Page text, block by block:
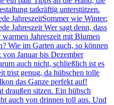
tatkräftig unterstützen.
JahreszeitSommer wie Winter:
Jahreszeit Wer sagt denn, dass
Jahreszeit mit Blumen
Wie im Garten auch, so können
Januar bis Dezember
auch nicht, schließlich ist es
trist genug, da hübschen tolle
das Ganze perfekt auf!
draußen sitzen. Ein hübsch
auch von drinnen toll aus. Und